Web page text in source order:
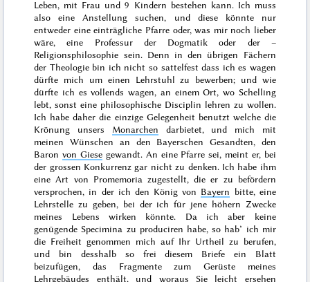
Leben, mit Frau und 9 Kindern bestehen kann. Ich muss
also eine Anstellung suchen, und diese könnte nur
entweder eine einträgliche Pfarre oder, was mir noch lieber
wäre, eine Professur der Dogmatik oder der –
Religionsphilosophie sein. Denn in den übrigen Fächern
der Theologie bin ich nicht so sattelfest dass ich es wagen
dürfte mich um einen Lehrstuhl zu bewerben; und wie
dürfte ich es vollends wagen, an einem Ort, wo Schelling
lebt, sonst eine philosophische Disciplin lehren zu wollen.
Ich habe daher die einzige Gelegenheit benutzt welche die
Krönung unsers Monarchen darbietet, und mich mit
meinen Wünschen an den Bayerschen Gesandten, den
Baronvon Giesegewandt. An eine Pfarre sei, meint er, bei
der grossen Konkurrenz gar nicht zu denken. Ich habe ihm
eine Art von Promemoria zugestellt, die er zu befördern
versprochen, in der ich den König von Bayern bitte, eine
Lehrstelle zu geben, bei der ich für jene höhern Zwecke
meines Lebens wirken könnte. Da ich aber keine
genügende Specimina zu produciren habe, so hab’ ich mir
die Freiheit genommen mich auf Ihr Urtheil zu berufen,
und bin desshalb so frei diesem Briefe ein Blatt
beizufügen, das Fragmente zum Gerüste meines
Lehrgebäudes enthält, und woraus Sieleicht ersehen